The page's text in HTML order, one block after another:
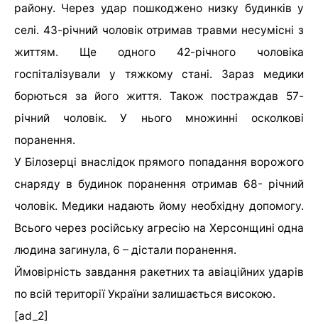
району. Через удар пошкоджено низку будинків у
селі. 43-річний чоловік отримав травми несумісні з
життям. Ще одного 42-річного чоловіка
госпіталізували у тяжкому стані. Зараз медики
борються за його життя. Також постраждав 57-
річний чоловік. У нього множинні осколкові
поранення.
У Білозерці внаслідок прямого попадання ворожого
снаряду в будинок поранення отримав 68- річний
чоловік. Медики надають йому необхідну допомогу.
Всього через російську агресію на Херсонщині одна
людина загинула, 6 – дістали поранення.
Ймовірність завдання ракетних та авіаційних ударів
по всій території України залишається високою.
[ad_2]